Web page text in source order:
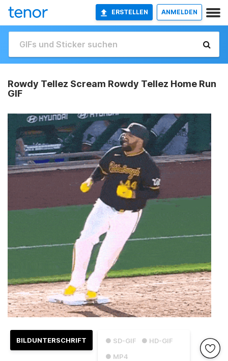
ERSTELLEN ANMELDEN
Rowdy Tellez Scream Rowdy Tellez Home Run
GIF
● SD-GIF
● HD-GIF
● MP4
BILDUNTERSCHRIFT